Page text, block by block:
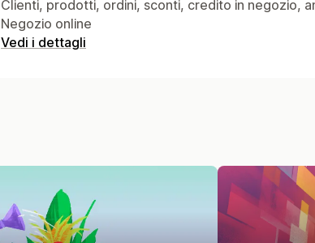
Clienti, prodotti, ordini, sconti, credito in negozio,
Negozio online
Vedi i dettagli